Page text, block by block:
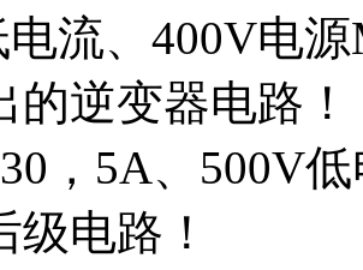
电流、400V电
的逆变器电路！
，5A、500V
级电路！